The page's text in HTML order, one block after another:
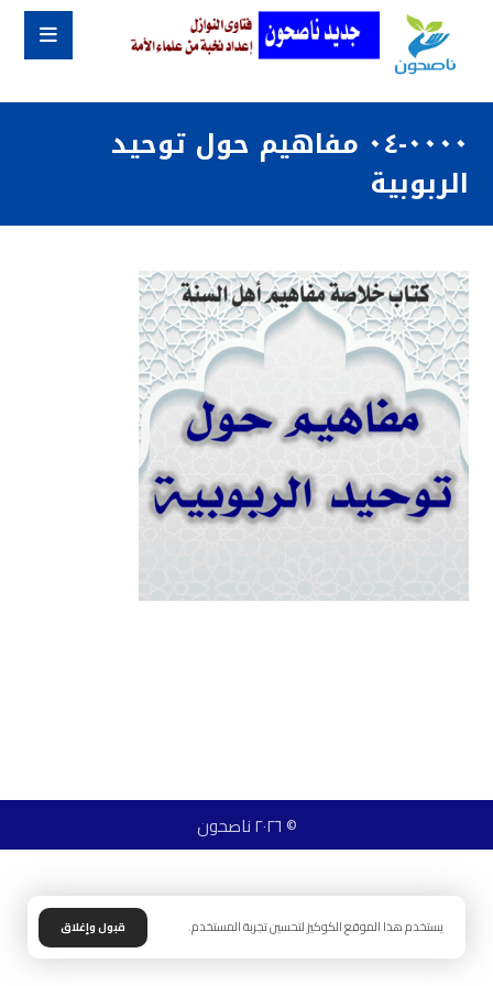
٠٠٠٠-٠٤ مفاهيم حول توحيد
الربوبية
© ٢٠٢٦ ناصحون
يستخدم هذا الموقع الكوكيز لتحسين تجربة المستخدم. قبول وإغلاق